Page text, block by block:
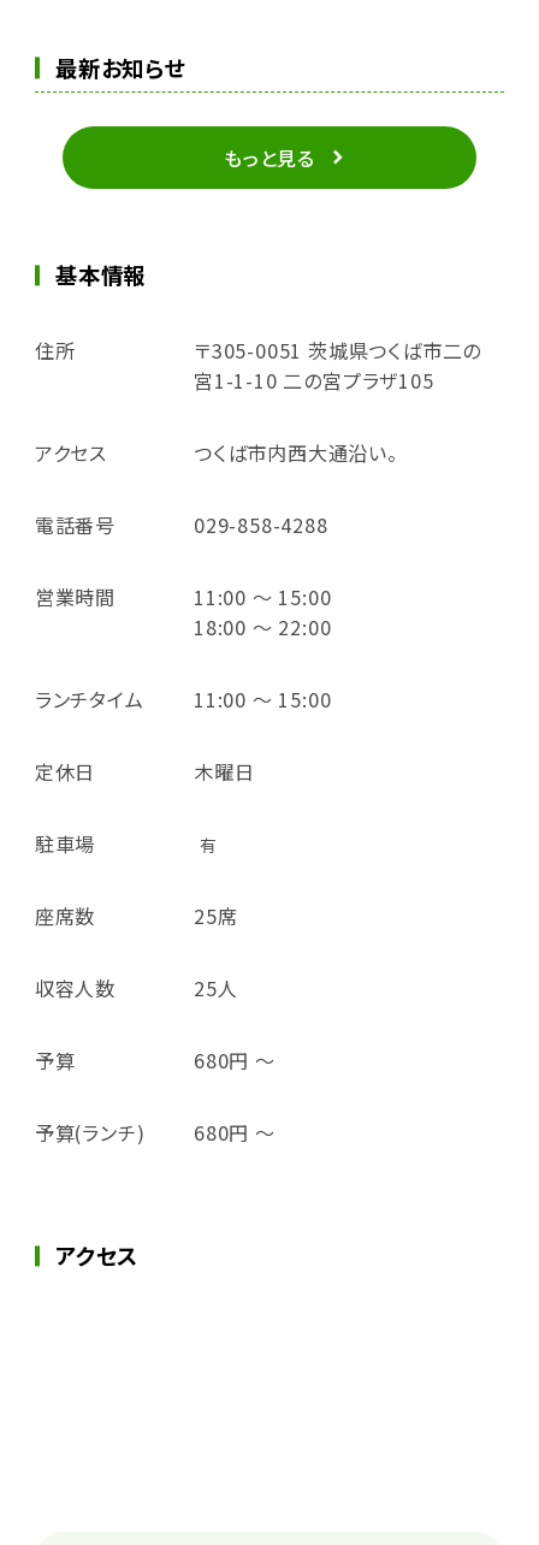
最新お知らせ
もっと見る
基本情報
住所
〒305-0051 茨城県つくば市二の
宮1-1-10 二の宮プラザ105
アクセス つくば市内西大通沿い。
電話番号 029-858-4288
営業時間
11:00 ～ 15:00
18:00 ～ 22:00
ランチタイム 11:00 ～ 15:00
定休日 木曜日
駐車場 有
座席数 25席
収容人数 25人
予算 680円 ～
予算(ランチ) 680円 ～
アクセス